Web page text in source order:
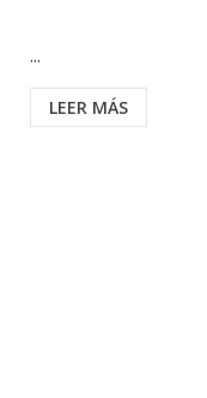
...
LEER MÁS